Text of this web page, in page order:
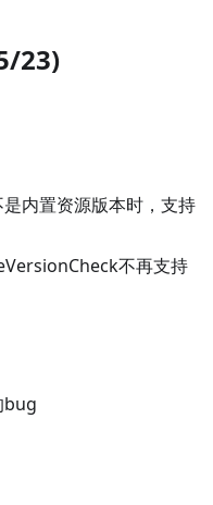
23)
内置资源版本时，支持
不再支持
bug